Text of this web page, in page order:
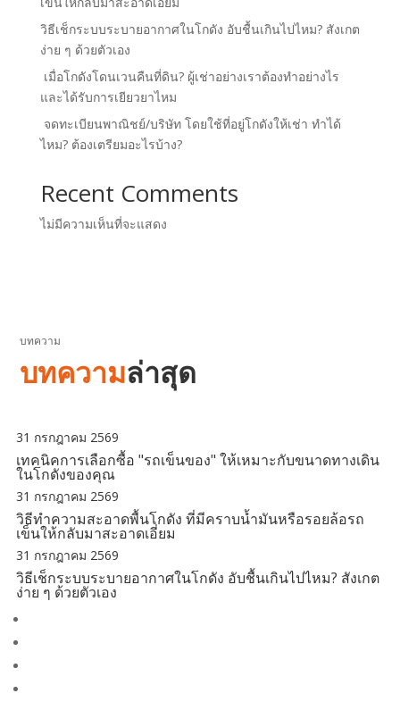
วิธีเช็กระบบระบายอากาศในโกดัง อับชื้นเกินไปไหม? สังเกต
ง่าย ๆ ด้วยตัวเอง
เมื่อโกดังโดนเวนคืนที่ดิน? ผู้เช่าอย่างเราต้องทำอย่างไร
และได้รับการเยียวยาไหม
จดทะเบียนพาณิชย์/บริษัท โดยใช้ที่อยู่โกดังให้เช่า ทำได้
ไหม? ต้องเตรียมอะไรบ้าง?
Recent Comments
ไม่มีความเห็นที่จะแสดง
บทความ
บทความล่าสุด
31 กรกฎาคม 2569
เทคนิคการเลือกซื้อ "รถเข็นของ" ให้เหมาะกับขนาดทางเดิน
ในโกดังของคุณ
31 กรกฎาคม 2569
วิธีทำความสะอาดพื้นโกดัง ที่มีคราบน้ำมันหรือรอยล้อรถ
เข็นให้กลับมาสะอาดเอี่ยม
31 กรกฎาคม 2569
วิธีเช็กระบบระบายอากาศในโกดัง อับชื้นเกินไปไหม? สังเกต
ง่าย ๆ ด้วยตัวเอง